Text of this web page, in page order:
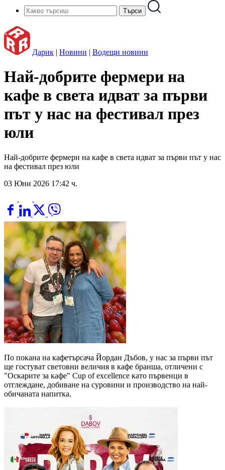
Дарик | Новини | Водещи новини
Най-добрите фермери на
кафе в света идват за първи
път у нас на фестивал през
юли
Най-добрите фермери на кафе в света идват за първи път у нас
на фестивал през юли
03 Юни 2026 17:42 ч.
По покана на кафетърсача Йордан Дъбов, у нас за първи път
ще гостуват световни величия в кафе бранша, отличени с
"Оскарите за кафе" Cup of excellence като първенци в
отглеждане, добиване на суровини и производство на най-
обичаната напитка.